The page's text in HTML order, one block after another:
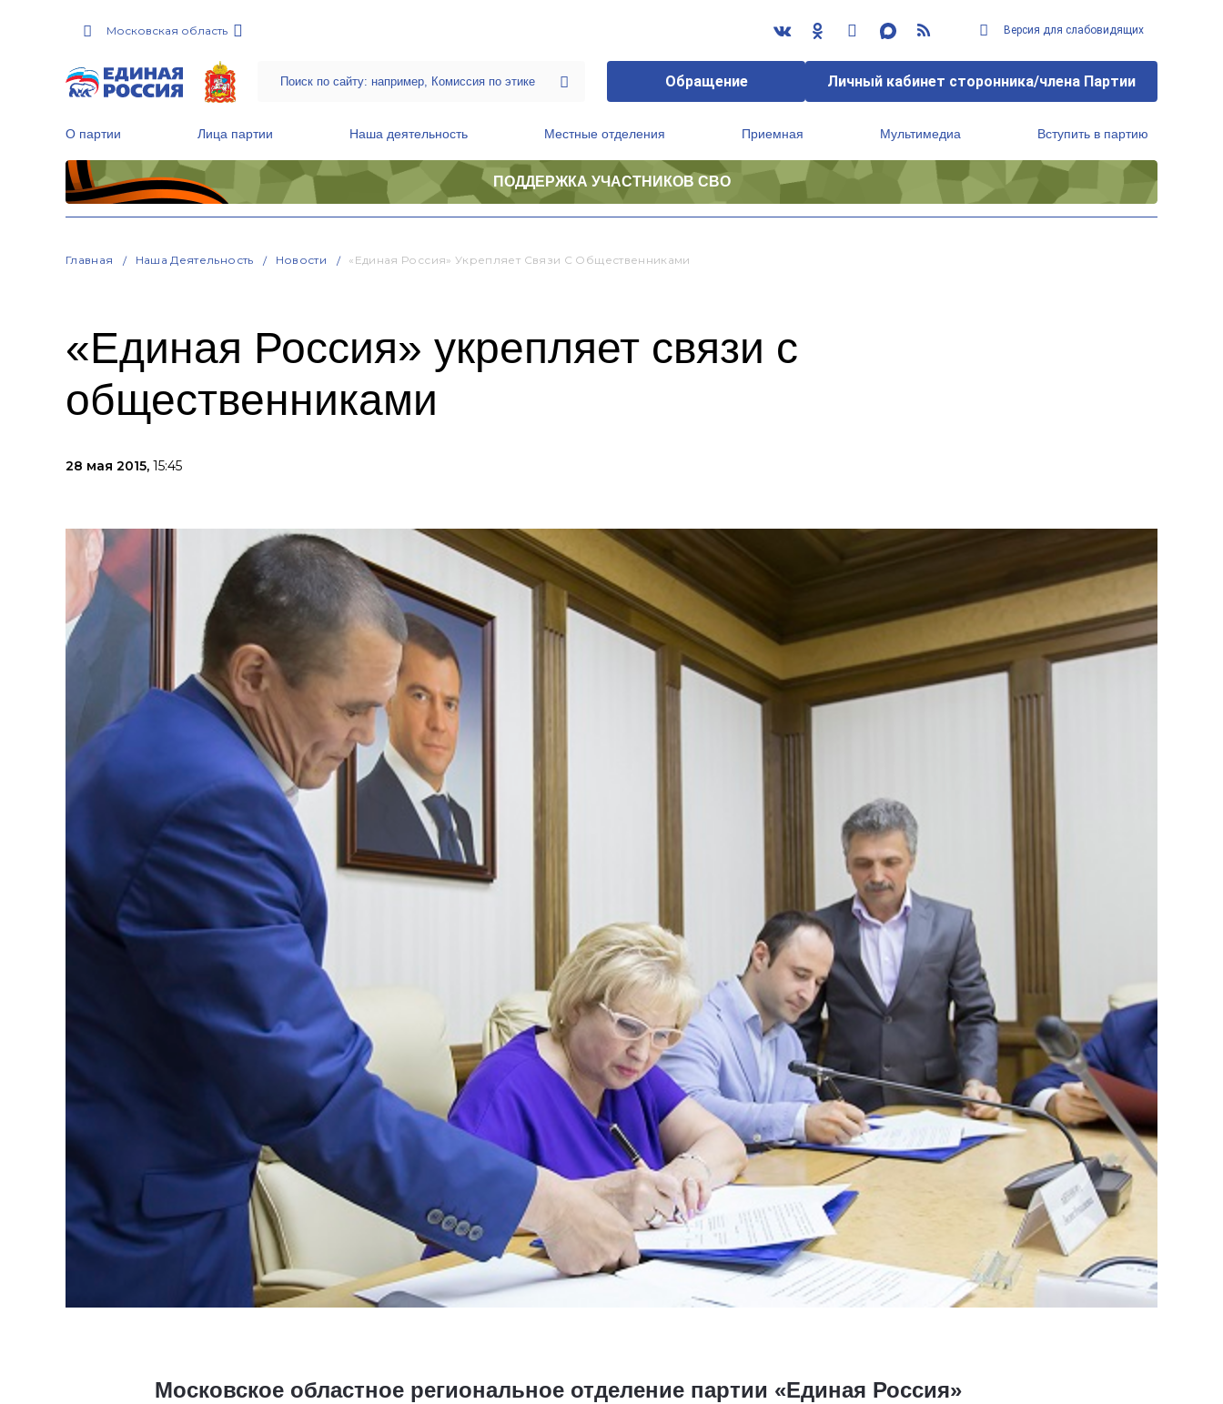
Московская область Версия для слабовидящих
Обращение Личный кабинет сторонника/члена Партии
О партии Лица партии Наша деятельность Местные отделения Приемная Мультимедиа Вступить в партию
ПОДДЕРЖКА УЧАСТНИКОВ СВО
Главная Наша Деятельность Новости «Единая Россия» Укрепляет Связи С Общественниками
«Единая Россия» укрепляет связи с
общественниками
28 мая 2015, 15:45
Московское областное региональное отделение партии «Единая Россия»